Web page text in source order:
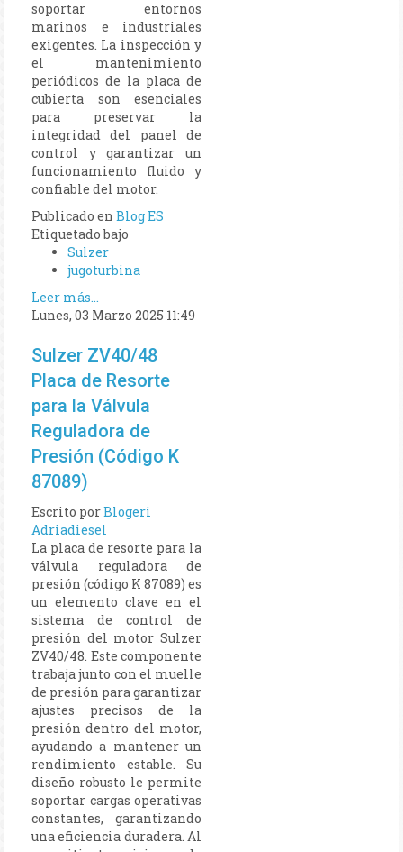
soportar entornos
marinos e industriales
exigentes. La inspección y
el mantenimiento
periódicos de la placa de
cubierta son esenciales
para preservar la
integridad del panel de
control y garantizar un
funcionamiento fluido y
confiable del motor.
Publicado en Blog ES
Etiquetado bajo
Sulzer
jugoturbina
Leer más...
Lunes, 03 Marzo 2025 11:49
Sulzer ZV40/48
Placa de Resorte
para la Válvula
Reguladora de
Presión (Código K
87089)
Escrito porBlogeri
Adriadiesel
La placa de resorte para la
válvula reguladora de
presión (código K 87089) es
un elemento clave en el
sistema de control de
presión del motor Sulzer
ZV40/48. Este componente
trabaja junto con el muelle
de presión para garantizar
ajustes precisos de la
presión dentro del motor,
ayudando a mantener un
rendimiento estable. Su
diseño robusto le permite
soportar cargas operativas
constantes, garantizando
una eficiencia duradera. Al